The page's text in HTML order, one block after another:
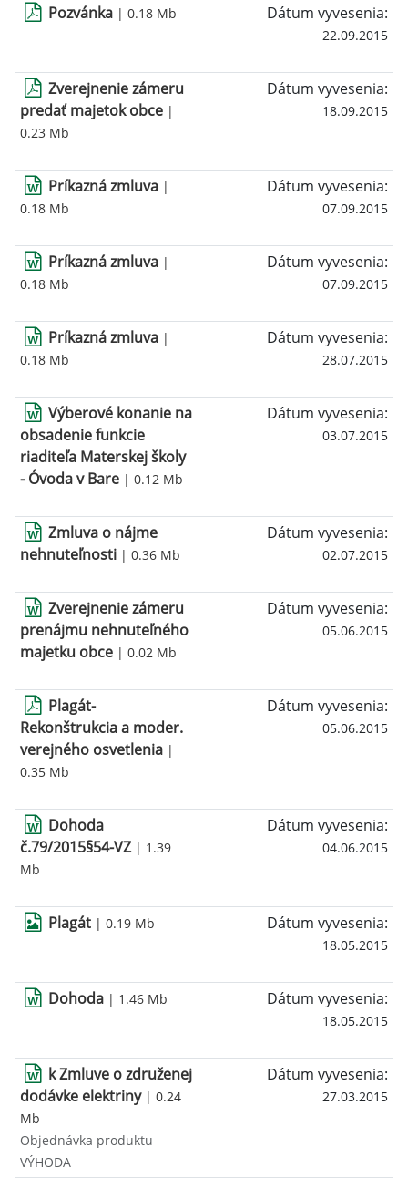
Pozvánka | 0.18 Mb Dátum vyvesenia:
22.09.2015
Zverejnenie zámeru
predať majetok obce |
0.23 Mb
Dátum vyvesenia:
18.09.2015
Príkazná zmluva |
0.18 Mb
Dátum vyvesenia:
07.09.2015
Príkazná zmluva |
0.18 Mb
Dátum vyvesenia:
07.09.2015
Príkazná zmluva |
0.18 Mb
Dátum vyvesenia:
28.07.2015
Výberové konanie na
obsadenie funkcie
riaditeľa Materskej školy
- Óvoda v Bare | 0.12 Mb
Dátum vyvesenia:
03.07.2015
Zmluva o nájme
nehnuteľnosti | 0.36 Mb
Dátum vyvesenia:
02.07.2015
Zverejnenie zámeru
prenájmu nehnuteľného
majetku obce | 0.02 Mb
Dátum vyvesenia:
05.06.2015
Plagát-
Rekonštrukcia a moder.
verejného osvetlenia |
0.35 Mb
Dátum vyvesenia:
05.06.2015
Dohoda
č.79/2015§54-VZ| 1.39
Mb
Dátum vyvesenia:
04.06.2015
Plagát | 0.19 Mb Dátum vyvesenia:
18.05.2015
Dohoda | 1.46 Mb Dátum vyvesenia:
18.05.2015
k Zmluve o združenej
dodávke elektriny| 0.24
Mb
Dátum vyvesenia:
27.03.2015
Objednávka produktu
VÝHODA